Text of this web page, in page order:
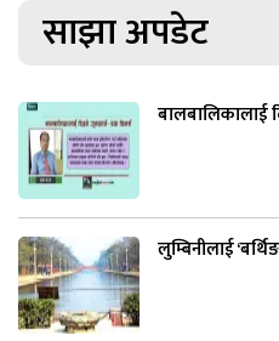
साझा अपडेट
बालबालिकालाई
लुम्बिनीलाई